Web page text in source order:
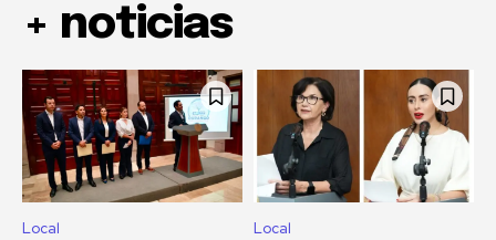
+ noticias
Local Local